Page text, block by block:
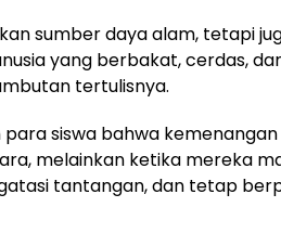
sumber daya alam, tetapi
yang berbakat, cerdas,
tertulisnya.
siswa bahwa
melainkan ketika mereka
tantangan, dan tetap